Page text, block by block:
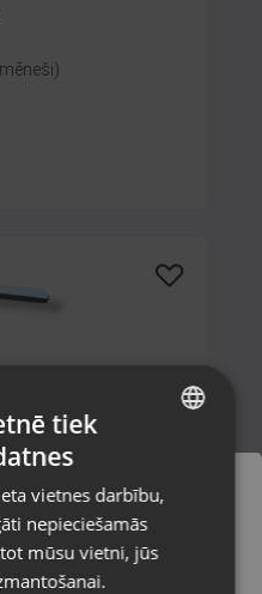
uz
RUSSIAN
tiek
vietnes darbību,
nepieciešamās
mūsu vietni, jūs